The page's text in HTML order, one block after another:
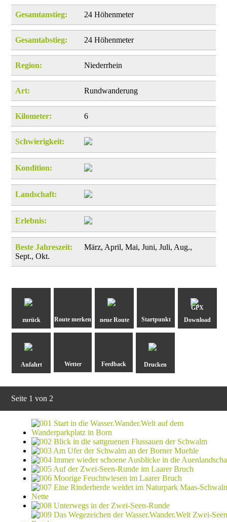
Gesamtanstieg: 24 Höhenmeter
Gesamtabstieg: 24 Höhenmeter
Region: Niederrhein
Art: Rundwanderung
Kilometer: 6
Schwierigkeit:
Kondition:
Landschaft:
Erlebnis:
Beste Jahreszeit:
März, April, Mai, Juni, Juli, Aug.,
Sept., Okt.
zurück neue Route
GPX
Download
Anfahrt Drucken
Seite 1 von 2